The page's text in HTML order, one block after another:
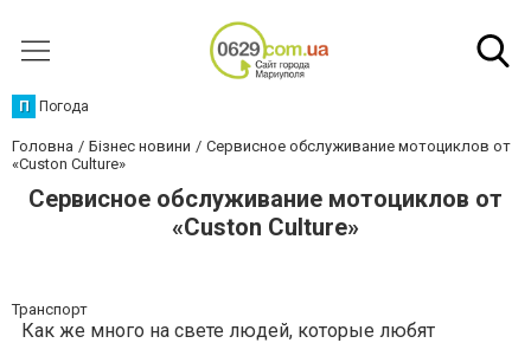
П Погода
Головна Бізнес новини
Сервисное обслуживание мотоциклов от
«Custon Culture»
Сервисное обслуживание мотоциклов от
«Custon Culture»
Транспорт
Как же много на свете людей, которые любят